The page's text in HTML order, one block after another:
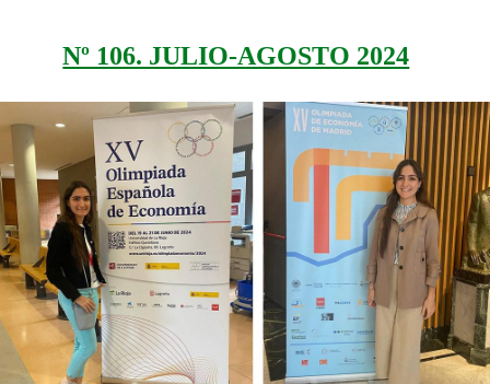
Nº 106. JULIO-AGOSTO 2024